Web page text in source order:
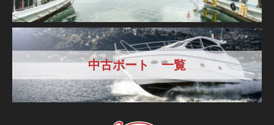
中古ボート 一覧